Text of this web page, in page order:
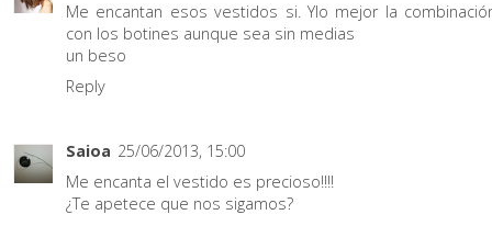
Me encantan esos vestidos si. Ylo mejor la
con los botines aunque sea sin medias
un beso
Reply
Saioa 25/06/2013, 15:00
Me encanta el vestido es precioso!!!!
¿Te apetece que nos sigamos?